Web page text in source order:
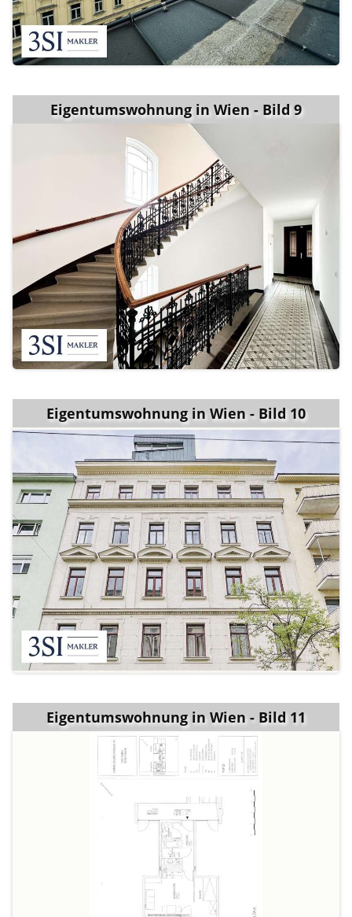
Eigentumswohnung in Wien - Bild 9
Eigentumswohnung in Wien - Bild 10
Eigentumswohnung in Wien - Bild 11